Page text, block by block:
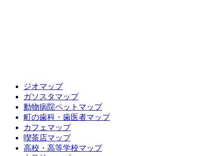
ジオマップ
ガソスタマップ
動物病院ペットマップ
町の歯科・歯医者マップ
カフェマップ
喫茶店マップ
高校・高等学校マップ